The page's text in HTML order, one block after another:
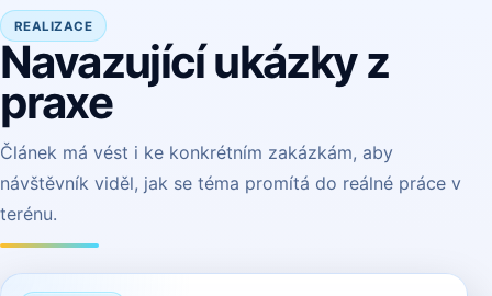
REALIZACE
Navazující ukázky z
praxe
Článek má vést i ke konkrétním zakázkám, aby
návštěvník viděl, jak se téma promítá do reálné práce v
terénu.